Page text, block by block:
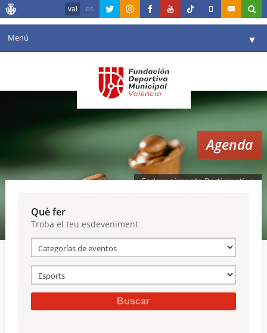
val es
Menú ▼
Agenda
▼
València en esport ▼
Reserves
Agenda
Esdeveniments Participatius
Què fer
Troba el teu esdeveniment